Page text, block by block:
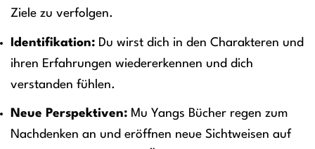
Ziele zu verfolgen.
Identifikation: Du wirst dich in den Charakteren und
ihren Erfahrungen wiedererkennen und dich
verstanden fühlen.
Neue Perspektiven: Mu Yangs Bücher regen zum
Nachdenken an und eröffnen neue Sichtweisen auf